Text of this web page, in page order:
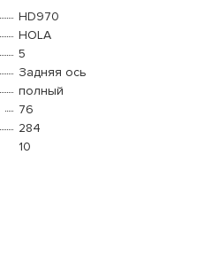
HD970
HOLA
5
Задняя ось
полный
76
284
10